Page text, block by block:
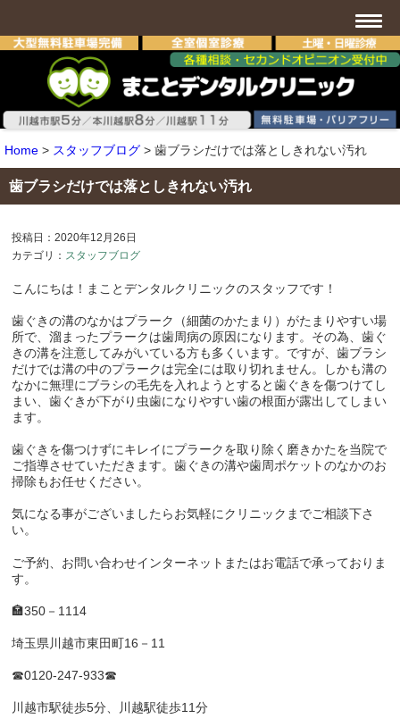
Home > スタッフブログ > 歯ブラシだけでは落としきれない汚れ
歯ブラシだけでは落としきれない汚れ
投稿日：2020年12月26日
カテゴリ： スタッフブログ
こんにちは！まことデンタルクリニックのスタッフです！
歯ぐきの溝のなかはプラーク（細菌のかたまり）がたまりやすい場
所で、溜まったプラークは歯周病の原因になります。その為、歯ぐ
きの溝を注意してみがいている方も多くいます。ですが、歯ブラシ
だけでは溝の中のプラークは完全には取り切れません。しかも溝の
なかに無理にブラシの毛先を入れようとすると歯ぐきを傷つけてし
まい、歯ぐきが下がり虫歯になりやすい歯の根面が露出してしまい
ます。
歯ぐきを傷つけずにキレイにプラークを取り除く磨きかたを当院で
ご指導させていただきます。歯ぐきの溝や歯周ポケットのなかのお
掃除もお任せください。
気になる事がございましたらお気軽にクリニックまでご相談下さ
い。
ご予約、お問い合わせインターネットまたはお電話で承っておりま
す。
🏣350 － 1114
埼玉県川越市東田町16 － 11
☎0120-247-933☎
川越市駅徒歩5分、川越駅徒歩11分